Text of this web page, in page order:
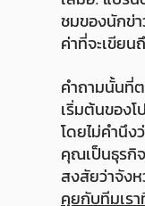
ชมของนักข่า
ค่าที่จะเขียน
คำถามนั้นที่
เริ่มต้นของโ
โดยไม่คำนึง
คุณเป็นธุรกิ
สงสัยว่าจังห
คุยกับทีมเร